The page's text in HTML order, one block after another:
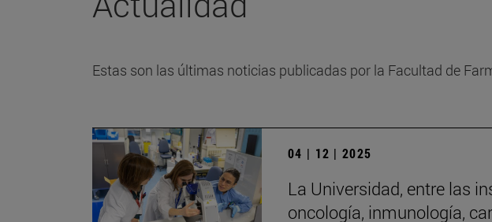
Estas son las últimas noticias publicadas por la Facultad de
04 | 12 | 2025
La Universidad, entre las
oncología, inmunología,